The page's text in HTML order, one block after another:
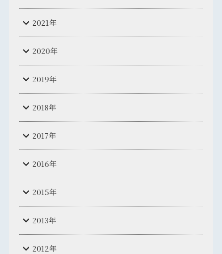
2021年
2020年
2019年
2018年
2017年
2016年
2015年
2013年
2012年